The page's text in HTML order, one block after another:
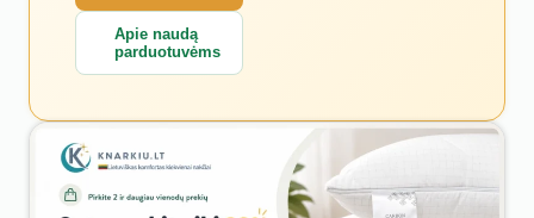
Apie naudą
parduotuvėms